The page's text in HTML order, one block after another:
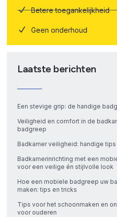
Betere toegankelijkheid
Geen onderhoud
Laatste berichten
Een stevige grip: de handige
Veiligheid en comfort in de
badgreep
Badkamer veiligheid: handige tips
Badkamerinrichting met een
voor een veilige én stijlvolle look
Hoe een mobiele badgreep uw
maken: tips en tricks
Tips voor het schoonmaken en
voor ouderen